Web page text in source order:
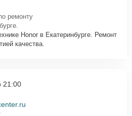
ремонту
Honor в Екатеринбурге. Ремонт
качества.
21:00